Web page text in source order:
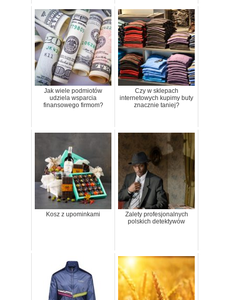
Jak wiele podmiotów
udziela wsparcia
finansowego firmom?
Czy w sklepach
internetowych kupimy buty
znacznie taniej?
Kosz z upominkami
Zalety profesjonalnych
polskich detektywów